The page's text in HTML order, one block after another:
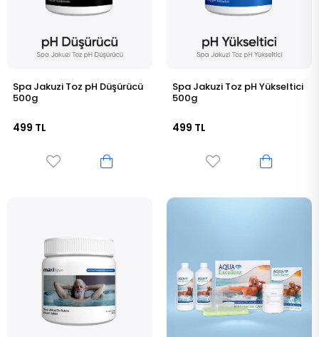
Spa Jakuzi Toz pH Düşürücü
500g
499 TL
Spa Jakuzi Toz pH Yükseltici
500g
499 TL